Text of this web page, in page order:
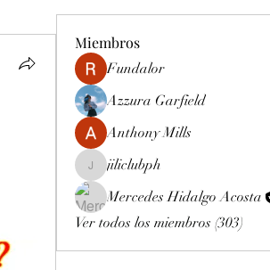
Miembros
Fundalor
Azzura Garfield
Anthony Mills
jiliclubph
jiliclubph
Mercedes Hidalgo Acosta
Ver todos los miembros (303)